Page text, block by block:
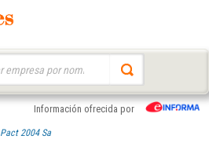
Información ofrecida por
Pact 2004 Sa